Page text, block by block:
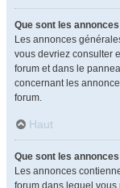
Que sont les
Les annonces
vous devriez consulter
forum et dans le
concernant les
forum.
Haut
Que sont les
Les annonces
forum dans lequel